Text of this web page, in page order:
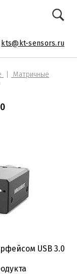
kts@kt-sensors.ru
Матричные
USB 3.0